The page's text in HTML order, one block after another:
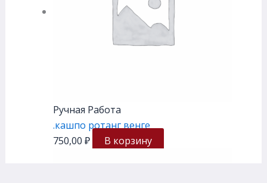
Ручная Работа
.кашпо ротанг венге
750,00 ₽ В корзину